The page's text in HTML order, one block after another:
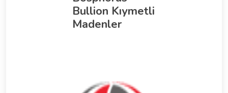
Bullion Kıymetli
Madenler